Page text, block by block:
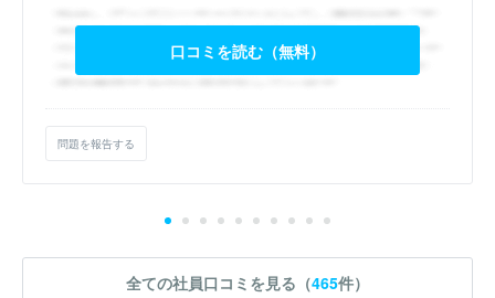
口コミを読む（無料）
問題を報告する
全ての社員口コミを見る（465件）